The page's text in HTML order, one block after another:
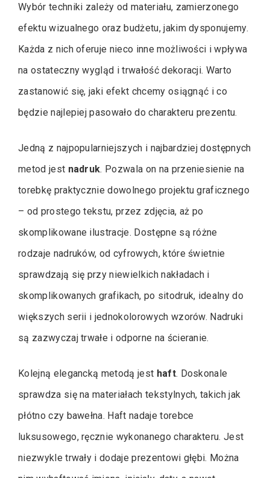
Wybór techniki zależy od materiału, zamierzonego
efektu wizualnego oraz budżetu, jakim dysponujemy.
Każda z nich oferuje nieco inne możliwości i wpływa
na ostateczny wygląd i trwałość dekoracji. Warto
zastanowić się, jaki efekt chcemy osiągnąć i co
będzie najlepiej pasowało do charakteru prezentu.
Jedną z najpopularniejszych i najbardziej dostępnych
metod jest nadruk. Pozwala on na przeniesienie na
torebkę praktycznie dowolnego projektu graficznego
– od prostego tekstu, przez zdjęcia, aż po
skomplikowane ilustracje. Dostępne są różne
rodzaje nadruków, od cyfrowych, które świetnie
sprawdzają się przy niewielkich nakładach i
skomplikowanych grafikach, po sitodruk, idealny do
większych serii i jednokolorowych wzorów. Nadruki
są zazwyczaj trwałe i odporne na ścieranie.
Kolejną elegancką metodą jest haft. Doskonale
sprawdza się na materiałach tekstylnych, takich jak
płótno czy bawełna. Haft nadaje torebce
luksusowego, ręcznie wykonanego charakteru. Jest
niezwykle trwały i dodaje prezentowi głębi. Można